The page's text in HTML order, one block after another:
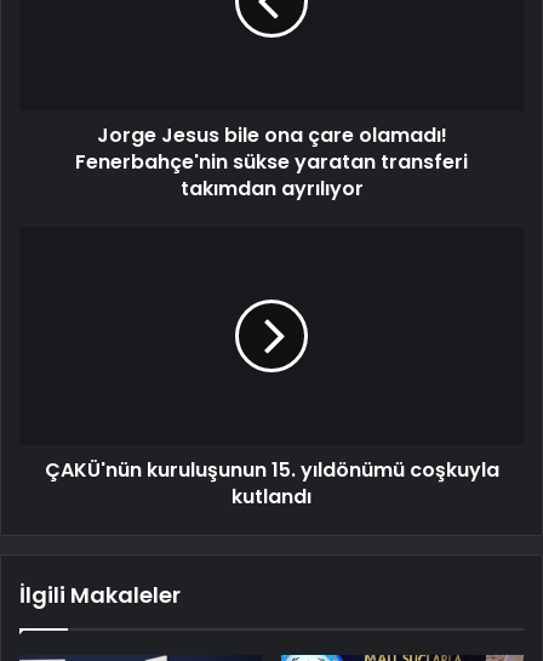
Jorge Jesus bile ona çare olamadı!
Fenerbahçe'nin sükse yaratan transferi
takımdan ayrılıyor
ÇAKÜ'nün kuruluşunun 15. yıldönümü coşkuyla
kutlandı
İlgili Makaleler